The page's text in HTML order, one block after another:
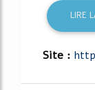
LIRE
Site :